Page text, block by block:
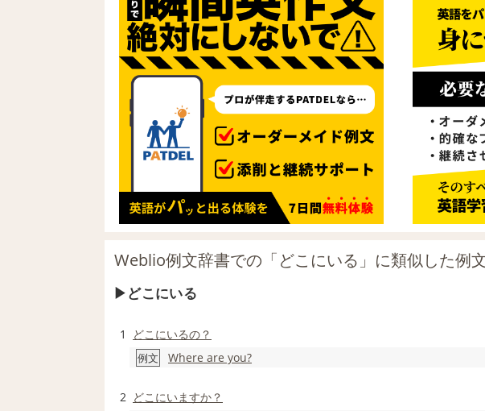
Weblio例文辞書での「どこにいる」に類似した例
どこにいる
1 どこにいるの？
例文 Where are you?
2 どこにいますか？